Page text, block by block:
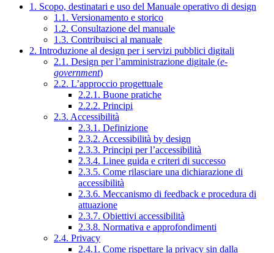
1. Scopo, destinatari e uso del Manuale operativo di design
1.1. Versionamento e storico
1.2. Consultazione del manuale
1.3. Contribuisci al manuale
2. Introduzione al design per i servizi pubblici digitali
2.1. Design per l’amministrazione digitale (e-
government)
2.2. L’approccio progettuale
2.2.1. Buone pratiche
2.2.2. Principi
2.3. Accessibilità
2.3.1. Definizione
2.3.2. Accessibilità by design
2.3.3. Principi per l’accessibilità
2.3.4. Linee guida e criteri di successo
2.3.5. Come rilasciare una dichiarazione di
accessibilità
2.3.6. Meccanismo di feedback e procedura di
attuazione
2.3.7. Obiettivi accessibilità
2.3.8. Normativa e approfondimenti
2.4. Privacy
2.4.1. Come rispettare la privacy sin dalla